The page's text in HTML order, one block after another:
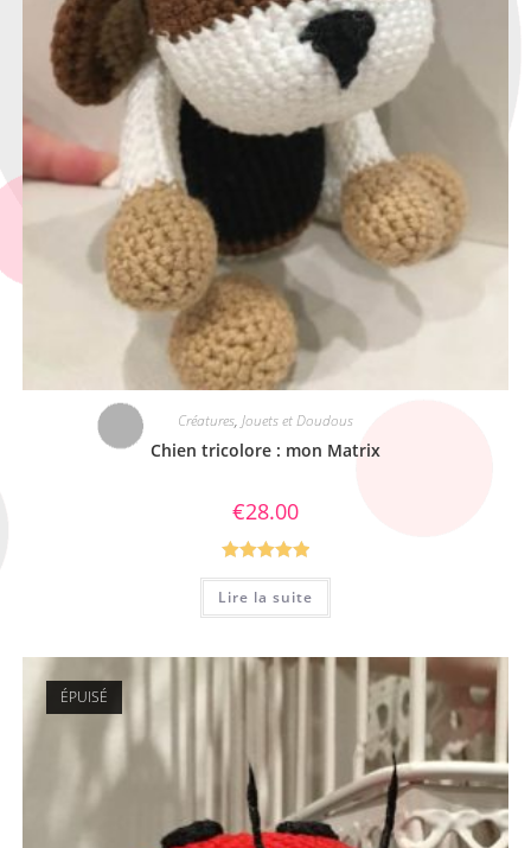
Créatures, Jouets et Doudous
Chien tricolore : mon Matrix
€28.00
Note5.00
sur 5
Lire la suite
ÉPUISÉ